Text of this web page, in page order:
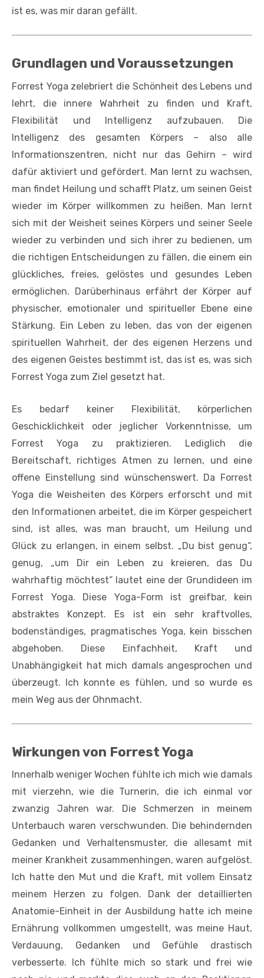
ist es, was mir daran gefällt.
Grundlagen und Voraussetzungen
Forrest Yoga zelebriert die Schönheit des Lebens und
lehrt, die innere Wahrheit zu finden und Kraft,
Flexibilität und Intelligenz aufzubauen. Die
Intelligenz des gesamten Körpers – also alle
Informationszentren, nicht nur das Gehirn – wird
dafür aktiviert und gefördert. Man lernt zu wachsen,
man findet Heilung und schafft Platz, um seinen Geist
wieder im Körper willkommen zu heißen. Man lernt
sich mit der Weisheit seines Körpers und seiner Seele
wieder zu verbinden und sich ihrer zu bedienen, um
die richtigen Entscheidungen zu fällen, die einem ein
glückliches, freies, gelöstes und gesundes Leben
ermöglichen. Darüberhinaus erfährt der Körper auf
physischer, emotionaler und spiritueller Ebene eine
Stärkung. Ein Leben zu leben, das von der eigenen
spirituellen Wahrheit, der des eigenen Herzens und
des eigenen Geistes bestimmt ist, das ist es, was sich
Forrest Yoga zum Ziel gesetzt hat.
Es bedarf keiner Flexibilität, körperlichen
Geschicklichkeit oder jeglicher Vorkenntnisse, um
Forrest Yoga zu praktizieren. Lediglich die
Bereitschaft, richtiges Atmen zu lernen, und eine
offene Einstellung sind wünschenswert. Da Forrest
Yoga die Weisheiten des Körpers erforscht und mit
den Informationen arbeitet, die im Körper gespeichert
sind, ist alles, was man braucht, um Heilung und
Glück zu erlangen, in einem selbst. „Du bist genug“,
genug, „um Dir ein Leben zu kreieren, das Du
wahrhaftig möchtest“ lautet eine der Grundideen im
Forrest Yoga. Diese Yoga-Form ist greifbar, kein
abstraktes Konzept. Es ist ein sehr kraftvolles,
bodenständiges, pragmatisches Yoga, kein bisschen
abgehoben. Diese Einfachheit, Kraft und
Unabhängigkeit hat mich damals angesprochen und
überzeugt. Ich konnte es fühlen, und so wurde es
mein Weg aus der Ohnmacht.
Wirkungen von Forrest Yoga
Innerhalb weniger Wochen fühlte ich mich wie damals
mit vierzehn, wie die Turnerin, die ich einmal vor
zwanzig Jahren war. Die Schmerzen in meinem
Unterbauch waren verschwunden. Die behindernden
Gedanken und Verhaltensmuster, die allesamt mit
meiner Krankheit zusammenhingen, waren aufgelöst.
Ich hatte den Mut und die Kraft, mit vollem Einsatz
meinem Herzen zu folgen. Dank der detaillierten
Anatomie-Einheit in der Ausbildung hatte ich meine
Ernährung vollkommen umgestellt, was meine Haut,
Verdauung, Gedanken und Gefühle drastisch
verbesserte. Ich fühlte mich so stark und frei wie